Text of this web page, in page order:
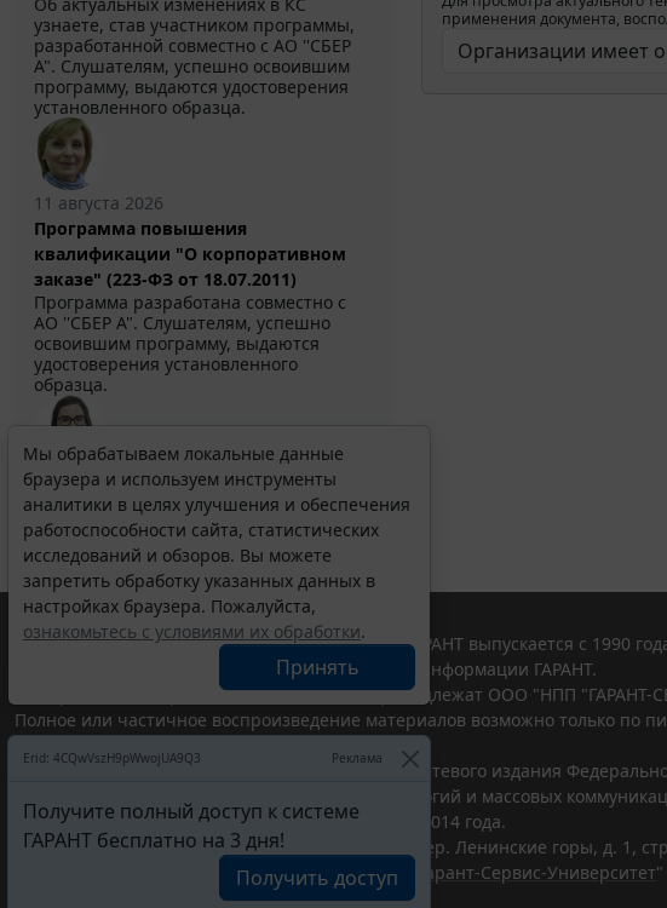
узнаете, став участником программы,
разработанной совместно с АО ''СБЕР
А". Слушателям, успешно освоившим
программу, выдаются удостоверения
установленного образца.
11 августа 2026
Программа повышения
квалификации "О корпоративном
заказе" (223-ФЗ от 18.07.2011)
Программа разработана совместно с
АО ''СБЕР А". Слушателям, успешно
освоившим программу, выдаются
удостоверения установленного
образца.
Выберите тему программы повышения квалификации
для юристов ...
применения документа,
Мы обрабатываем локальные данные
браузера и используем инструменты
аналитики в целях улучшения и обеспечения
работоспособности сайта, статистических
исследований и обзоров. Вы можете
запретить обработку указанных данных в
настройках браузера. Пожалуйста,
ознакомьтесь с условиями их обработки.
Принять
Erid: 4CQwVszH9pWwojUA9Q3 Реклама
Получите полный доступ к системе
ГАРАНТ бесплатно на 3 дня!
Получить доступ
© ООО "НПП "ГАРАНТ-СЕРВИС", 2026. Система ГАРАНТ выпускается с 1990
участниками Российской ассоциации правовой информации ГАРАНТ.
Все права на материалы сайта ГАРАНТ.РУ принадлежат ООО "НПП "ГАРАНТ-
Полное или частичное воспроизведение материалов возможно только по
Портал ГАРАНТ.РУ зарегистрирован в качестве сетевого издания
надзору в сфере связи,информационных технологий и массовых
(Роскомнадзором), Эл № ФС77-58365 от 18 июня 2014 года.
ООО "НПП "ГАРАНТ-СЕРВИС", 119234, г. Москва, тер. Ленинские горы, д. 1,
Разработчик ЭПС Система ГАРАНТ – ООО "НПП "
Гарант-Сервис-Университет"